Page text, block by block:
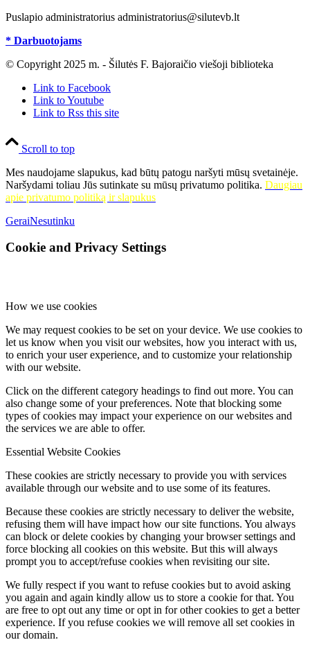
Puslapio administratorius administratorius@silutevb.lt
* Darbuotojams
© Copyright 2025 m. - Šilutės F. Bajoraičio viešoji biblioteka
Link to Facebook
Link to Youtube
Link to Rss this site
Scroll to top
Mes naudojame slapukus, kad būtų patogu naršyti mūsų svetainėje.
Naršydami toliau Jūs sutinkate su mūsų privatumo politika. Daugiau
apie privatumo politiką ir slapukus
GeraiNesutinku
Cookie and Privacy Settings
How we use cookies
We may request cookies to be set on your device. We use cookies to
let us know when you visit our websites, how you interact with us,
to enrich your user experience, and to customize your relationship
with our website.
Click on the different category headings to find out more. You can
also change some of your preferences. Note that blocking some
types of cookies may impact your experience on our websites and
the services we are able to offer.
Essential Website Cookies
These cookies are strictly necessary to provide you with services
available through our website and to use some of its features.
Because these cookies are strictly necessary to deliver the website,
refusing them will have impact how our site functions. You always
can block or delete cookies by changing your browser settings and
force blocking all cookies on this website. But this will always
prompt you to accept/refuse cookies when revisiting our site.
We fully respect if you want to refuse cookies but to avoid asking
you again and again kindly allow us to store a cookie for that. You
are free to opt out any time or opt in for other cookies to get a better
experience. If you refuse cookies we will remove all set cookies in
our domain.